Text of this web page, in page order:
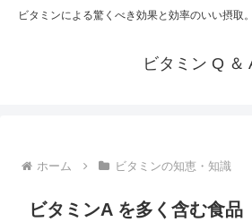
ビタミンによる驚くべき効果と効率のいい摂取
ビタミン Q ＆
ホーム ビタミンの知恵・知識
ビタミンA を多く含む食品